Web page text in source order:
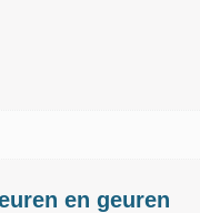
en geuren